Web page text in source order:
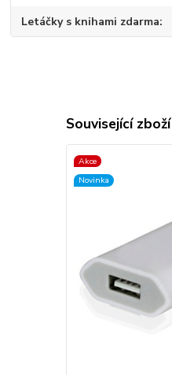
Letáčky s knihami zdarma
Související zboží
Akce
Novinka